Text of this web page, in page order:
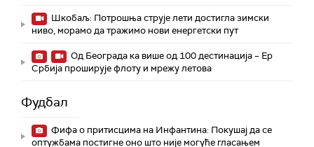
Шкобаљ: Потрошња струје лети достигла зимски
ниво, морамо да тражимо нови енергетски пут
Од Београда ка више од 100 дестинација – Ер
Србија проширује флоту и мрежу летова
Фудбал
Фифа о притисцима на Инфантина: Покушај да се
оптужбама постигне оно што није могуће гласањем